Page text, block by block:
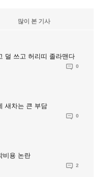
많이 본 기사
덜 쓰고 허리띠 졸라맨다
0
새차는 큰 부담
0
비용 논란
2